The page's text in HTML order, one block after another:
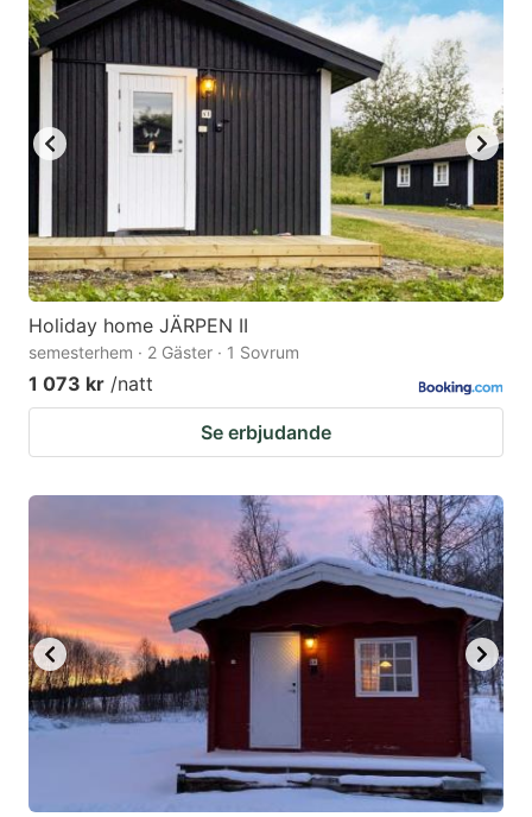
Holiday home JÄRPEN II
semesterhem · 2 Gäster · 1 Sovrum
1 073 kr /natt
Se erbjudande